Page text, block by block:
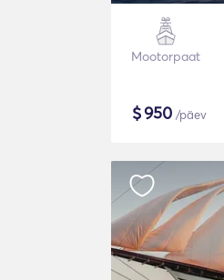
Mootorpaat
$950 /päev